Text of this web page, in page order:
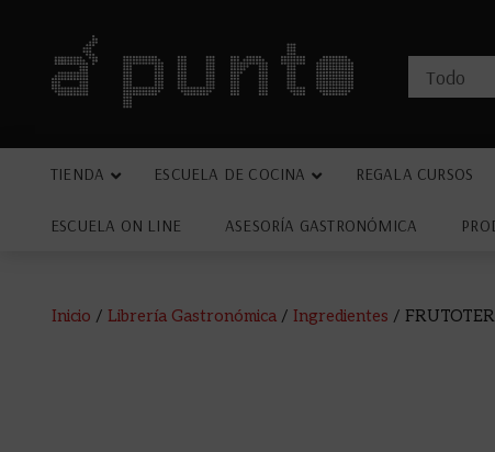
TIENDA ESCUELA DE COCINA REGALA CURSOS
ESCUELA ON LINE ASESORÍA GASTRONÓMICA
Inicio / Librería Gastronómica / Ingredientes /